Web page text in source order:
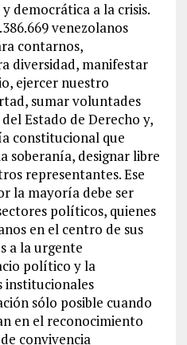
democrática a la crisis.
venezolanos
contarnos,
diversidad, manifestar
ejercer nuestro
sumar voluntades
Estado de Derecho y,
constitucional que
soberanía, designar libre
representantes. Ese
la mayoría debe ser
políticos, quienes
en el centro de sus
a la urgente
político y la
institucionales
sólo posible cuando
en el reconocimiento
convivencia